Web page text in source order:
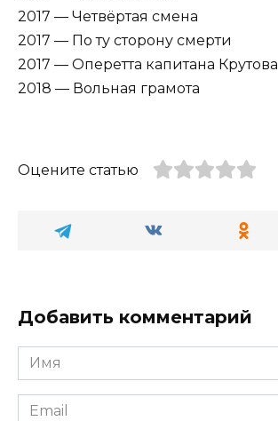
2017 — Четвёртая смена
2017 — По ту сторону смерти
2017 — Оперетта капитана Крутова
2018 — Вольная грамота
Оцените статью
Добавить комментарий
Имя
*
Email